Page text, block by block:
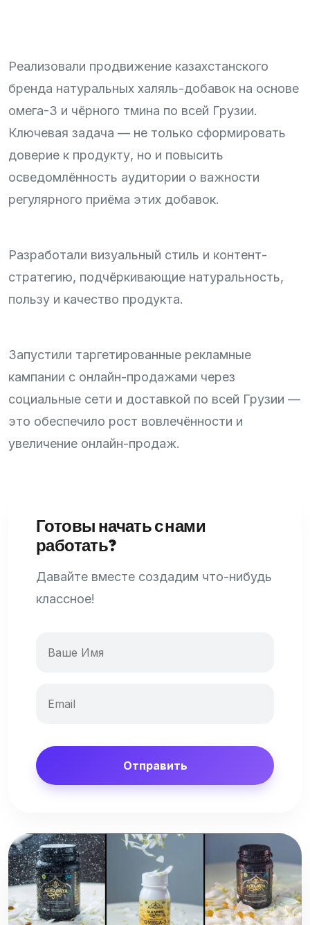
Реализовали продвижение казахстанского
бренда натуральных халяль-добавок на основе
омега-3 и чёрного тмина по всей Грузии.
Ключевая задача — не только сформировать
доверие к продукту, но и повысить
осведомлённость аудитории о важности
регулярного приёма этих добавок.
Разработали визуальный стиль и контент-
стратегию, подчёркивающие натуральность,
пользу и качество продукта.
Запустили таргетированные рекламные
кампании с онлайн-продажами через
социальные сети и доставкой по всей Грузии —
это обеспечило рост вовлечённости и
увеличение онлайн-продаж.
Готовы начать с нами
работать?
Давайте вместе создадим что-нибудь
классное!
Отправить